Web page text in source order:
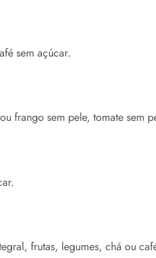
sem açúcar.
frango sem pele, tomate sem
frutas, legumes, chá ou